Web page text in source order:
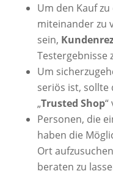
Um den Kauf
miteinander zu
sein,
Testergebnisse
Um
seriös ist, sollte
„Trusted Shop“
Personen, die
haben die
Ort
beraten zu